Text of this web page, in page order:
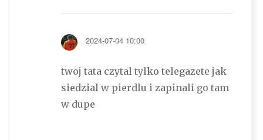
2024-07-04 10:00
twoj tata czytal tylko telegazete jak
siedzial w pierdlu i zapinali go tam
w dupe